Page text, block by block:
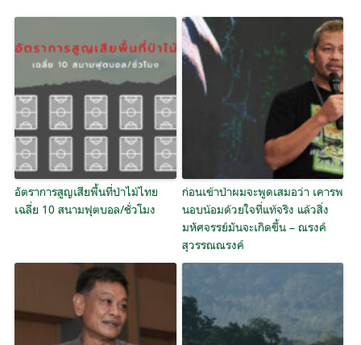
อัตราการสูญเสียพื้นที่ป่าไม้ไทย
เฉลี่ย 10 สนามฟุตบอล/ชั่วโมง
ก่อนเข้าป่าผมจะพูดเสมอว่า เคารพ
นอบน้อมด้วยใจที่แท้จริง แล้วสิ่ง
มหัศจรรย์มันจะเกิดขึ้น – ณรงค์
สุวรรณณรงค์